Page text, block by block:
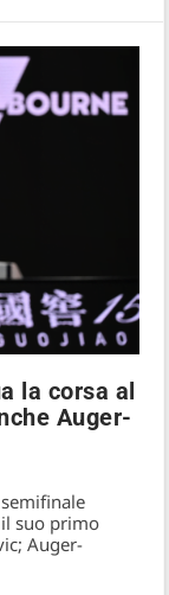
la corsa al
Auger-
il suo primo
Auger-